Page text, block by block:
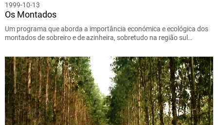
1999-10-13
Os Montados
Um programa que aborda a importância económica e ecológica dos
montados de sobreiro e de azinheira, sobretudo na região sul…